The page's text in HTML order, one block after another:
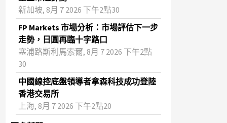
新加坡, 8月 7 2026 下午2點30
FP Markets 市場分析：市場評估下一步
走勢，日圓再臨十字路口
塞浦路斯利馬索爾, 8月 7 2026 下午2點
30
中國線控底盤領導者拿森科技成功登陸
香港交易所
上海, 8月 7 2026 下午2點20